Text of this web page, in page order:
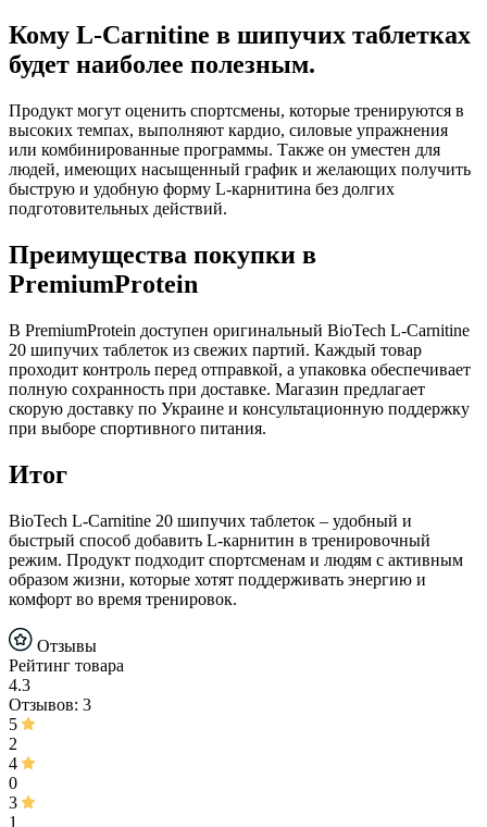
Кому L-Carnitine в шипучих таблетках
будет наиболее полезным.
Продукт могут оценить спортсмены, которые тренируются в
высоких темпах, выполняют кардио, силовые упражнения
или комбинированные программы. Также он уместен для
людей, имеющих насыщенный график и желающих получить
быструю и удобную форму L-карнитина без долгих
подготовительных действий.
Преимущества покупки в
PremiumProtein
В PremiumProtein доступен оригинальный BioTech L-Carnitine
20 шипучих таблеток из свежих партий. Каждый товар
проходит контроль перед отправкой, а упаковка обеспечивает
полную сохранность при доставке. Магазин предлагает
скорую доставку по Украине и консультационную поддержку
при выборе спортивного питания.
Итог
BioTech L-Carnitine 20 шипучих таблеток – удобный и
быстрый способ добавить L-карнитин в тренировочный
режим. Продукт подходит спортсменам и людям с активным
образом жизни, которые хотят поддерживать энергию и
комфорт во время тренировок.
Отзывы
Рейтинг товара
4.3
Отзывов: 3
5
2
4
0
3
1